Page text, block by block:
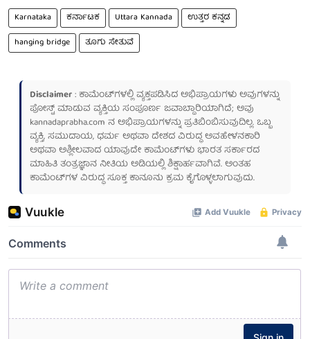
Karnataka ಕರ್ನಾಟಕ Uttara Kannada
ಉತ್ತರ ಕನ್ನಡ
hanging bridge
ತೂಗು ಸೇತುವೆ
Disclaimer: ಕಾಮೆಂಟ್‌ಗಳಲ್ಲಿ ವ್ಯಕ್ತಪಡಿಸಿದ ಅಭಿಪ್ರಾಯಗಳು ಅವುಗಳನ್ನು
ಪೋಸ್ಟ್ ಮಾಡುವ ವ್ಯಕ್ತಿಯ ಸಂಪೂರ್ಣ ಜವಾಬ್ದಾರಿಯಾಗಿದೆ; ಅವು
kannadaprabha.com ನ ಅಭಿಪ್ರಾಯಗಳನ್ನು ಪ್ರತಿಬಿಂಬಿಸುವುದಿಲ್ಲ. ಒಬ್ಬ
ವ್ಯಕ್ತಿ, ಸಮುದಾಯ, ಧರ್ಮ ಅಥವಾ ದೇಶದ ವಿರುದ್ಧ ಅವಹೇಳನಕಾರಿ
ಅಥವಾ ಅಶ್ಲೀಲವಾದ ಯಾವುದೇ ಕಾಮೆಂಟ್‌ಗಳು ಭಾರತ ಸರ್ಕಾರದ
ಮಾಹಿತಿ ತಂತ್ರಜ್ಞಾನ ನೀತಿಯ ಅಡಿಯಲ್ಲಿ ಶಿಕ್ಷಾರ್ಹವಾಗಿವೆ. ಅಂತಹ
ಕಾಮೆಂಟ್‌ಗಳ ವಿರುದ್ಧ ಸೂಕ್ತ ಕಾನೂನು ಕ್ರಮ ಕೈಗೊಳ್ಳಲಾಗುವುದು.